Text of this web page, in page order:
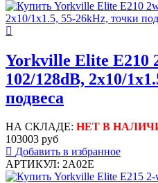
Yorkville Elite E210
102/128dB, 2x10/
подвеса
НА СКЛАДЕ: НЕТ В
103003 руб
Добавить в избранное
АРТИКУЛ: 2A02E